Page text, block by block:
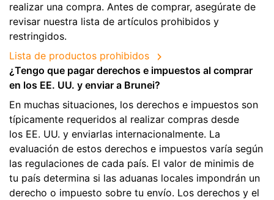
realizar una compra. Antes de comprar, asegúrate de
revisar nuestra lista de artículos prohibidos y
restringidos.
Lista de productos prohibidos
¿Tengo que pagar derechos e impuestos al comprar
en los EE. UU. y enviar a Brunei?
En muchas situaciones, los derechos e impuestos son
típicamente requeridos al realizar compras desde
los EE. UU. y enviarlas internacionalmente. La
evaluación de estos derechos e impuestos varía según
las regulaciones de cada país. El valor de minimis de
tu país determina si las aduanas locales impondrán un
derecho o impuesto sobre tu envío. Los derechos y el